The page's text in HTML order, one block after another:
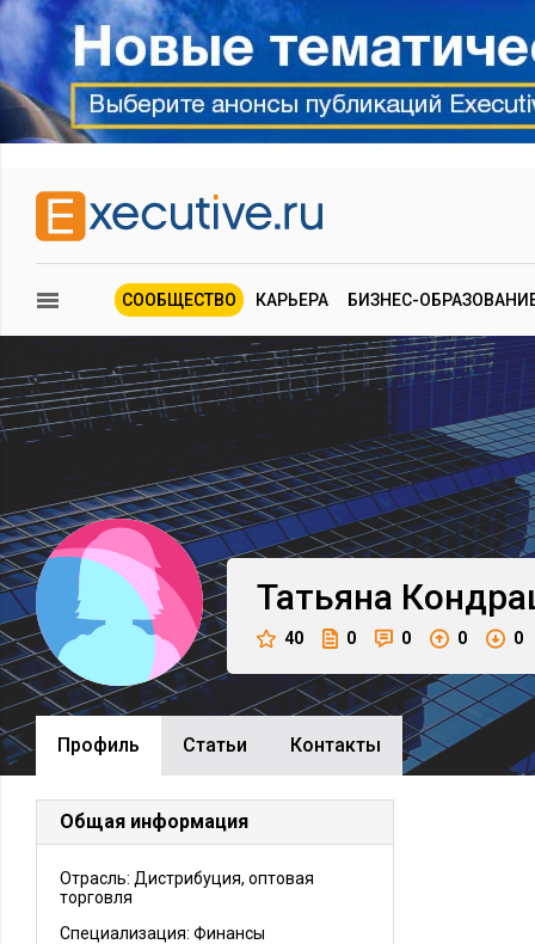
СООБЩЕСТВО КАРЬЕРА БИЗНЕС-
Татьяна
40 0 0 0 0
Профиль Cтатьи Контакты
Общая информация
Отрасль: Дистрибуция, оптовая
торговля
Специализация: Финансы